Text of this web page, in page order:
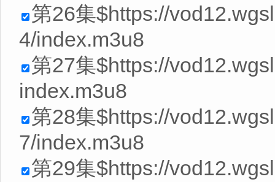
第26集$https://
4/index.m3u8
第27集$https://
index.m3u8
第28集$https://
7/index.m3u8
第29集$https://